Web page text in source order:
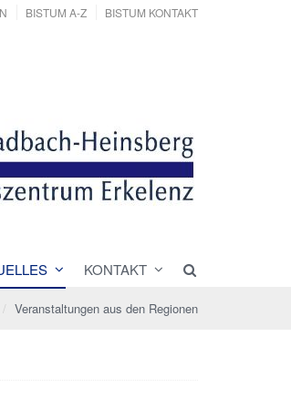
BISTUM A-Z BISTUM KONTAKT
KONTAKT
Veranstaltungen aus den Regionen